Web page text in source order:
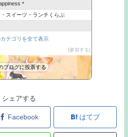
＊
スイーツ・ランチくらぶ
アニメだったり…
々
カテゴリを全て表示
参加する
ブログに投票する
シェアする
Facebook はてブ